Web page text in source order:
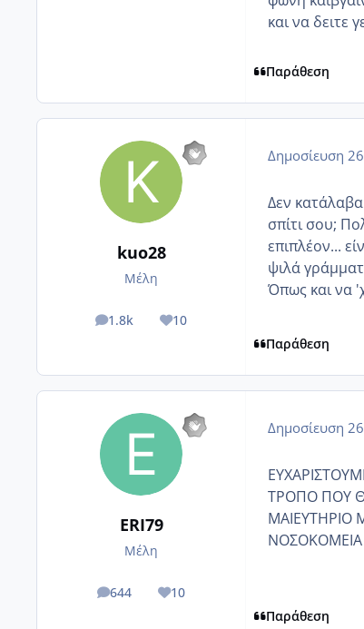
και να δειτε
Παράθεση
kuo28
Μέλη
1.8k
posts 10
Reputation
Δημοσίευση
Δεν
σπίτι σου;
επιπλέον...
ψιλά
Όπως και να
Παράθεση
ERI79
Μέλη
644
posts 10
Reputation
Δημοσίευση
ΤΡΟΠΟ ΠΟΥ
ΜΑΙΕΥΤΗΡΙΟ
ΝΟΣΟΚΟΜΕΙΑ
Παράθεση